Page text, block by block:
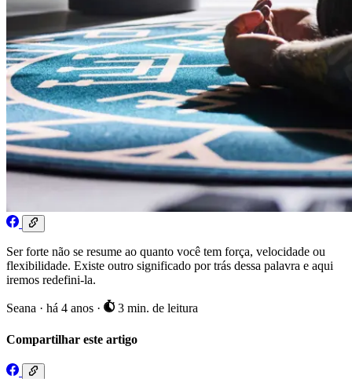
Ser forte não se resume ao quanto você tem força, velocidade ou
flexibilidade. Existe outro significado por trás dessa palavra e aqui
iremos redefini-la.
Seana · há 4 anos · 3 min. de leitura
Compartilhar este artigo